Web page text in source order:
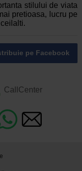
stilului de viata
pretioasa, lucru pe
pe Facebook
CallCenter